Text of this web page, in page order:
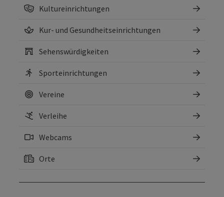
Kultureinrichtungen
Kur- und Gesundheitseinrichtungen
Sehenswürdigkeiten
Sporteinrichtungen
Vereine
Verleihe
Webcams
Orte